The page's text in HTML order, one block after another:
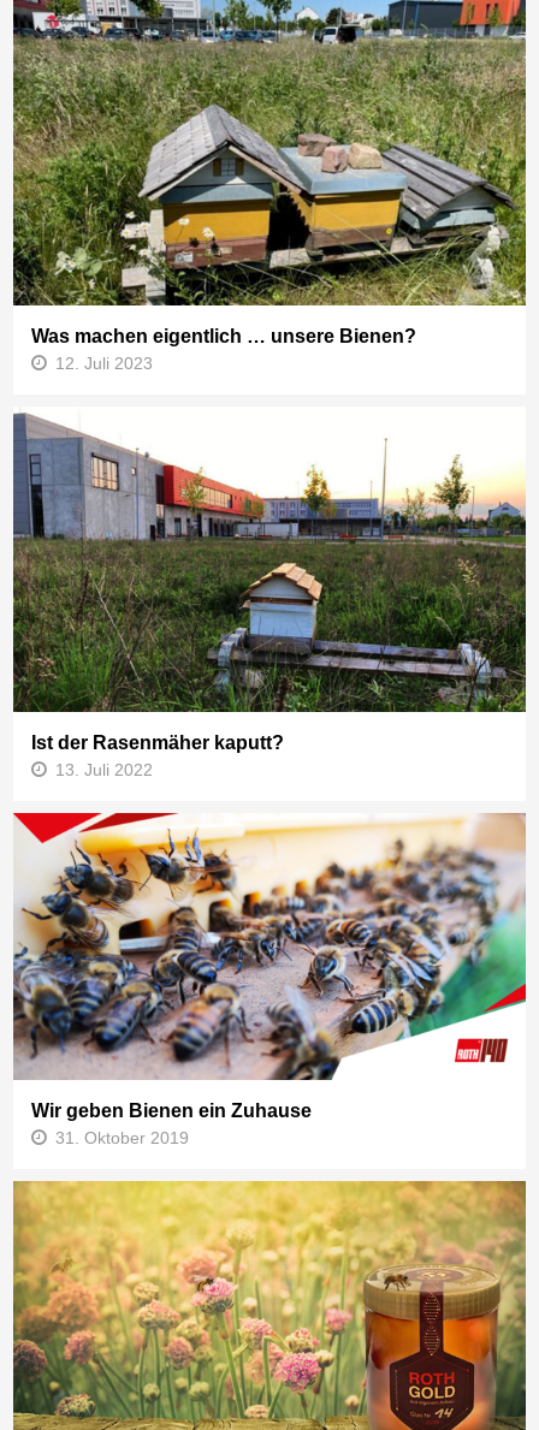
Was machen eigentlich … unsere Bienen?
12. Juli 2023
Ist der Rasenmäher kaputt?
13. Juli 2022
Wir geben Bienen ein Zuhause
31. Oktober 2019